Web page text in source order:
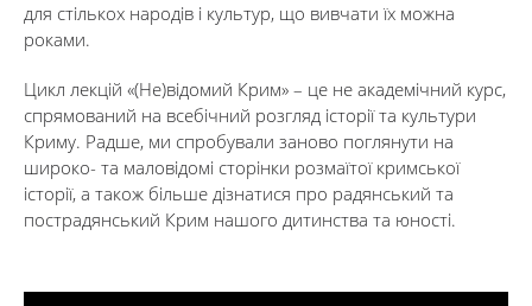
для стількох народів і культур, що вивчати їх можна
роками.
Цикл лекцій «(Не)відомий Крим» – це не академічний курс,
спрямований на всебічний розгляд історії та культури
Криму. Радше, ми спробували заново поглянути на
широко- та маловідомі сторінки розмаїтої кримської
історії, а також більше дізнатися про радянський та
пострадянський Крим нашого дитинства та юності.